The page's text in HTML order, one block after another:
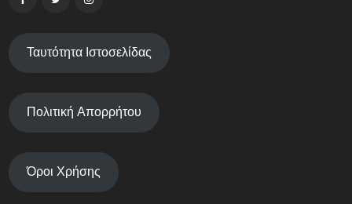
Ταυτότητα Ιστοσελίδας
Πολιτική Απορρήτου
Όροι Χρήσης